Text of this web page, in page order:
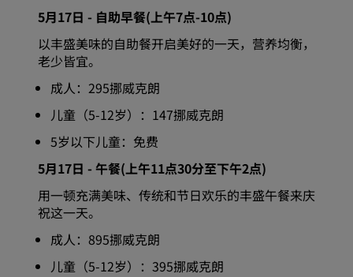
5月17日 - 自助早餐(上午7点-10点)
以丰盛美味的自助餐开启美好的一天，营养均衡，
老少皆宜。
成人：295挪威克朗
儿童（5-12岁）：147挪威克朗
5岁以下儿童：免费
5月17日 - 午餐(上午11点30分至下午2点)
用一顿充满美味、传统和节日欢乐的丰盛午餐来庆
祝这一天。
成人：895挪威克朗
儿童（5-12岁）：395挪威克朗